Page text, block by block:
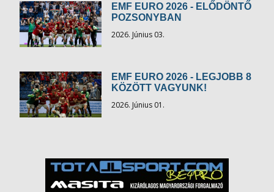
EMF EURO 2026 - ELŐDÖNTŐ
POZSONYBAN
2026. Június 03.
EMF EURO 2026 - LEGJOBB 8
KÖZÖTT VAGYUNK!
2026. Június 01.